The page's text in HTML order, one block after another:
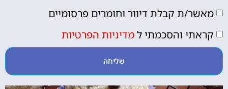
מאשר/ת קבלת דיוור וחומרים פרסומיים
קראתי והסכמתי למדיניות הפרטיות
שליחה